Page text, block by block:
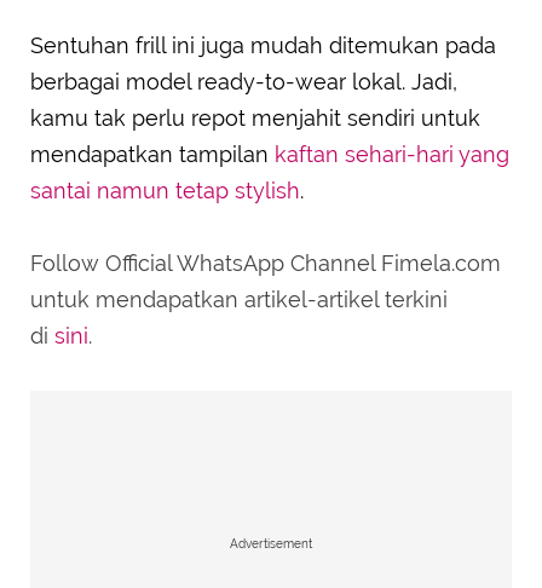
Sentuhan frill ini juga mudah ditemukan pada
berbagai model ready-to-wear lokal. Jadi,
kamu tak perlu repot menjahit sendiri untuk
mendapatkan tampilan kaftan sehari-hari yang
santai namun tetap stylish.
Follow Official WhatsApp Channel Fimela.com
untuk mendapatkan artikel-artikel terkini
di sini.
Advertisement